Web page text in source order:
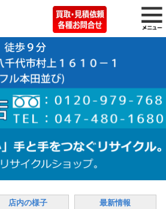
店内の様子 最新情報